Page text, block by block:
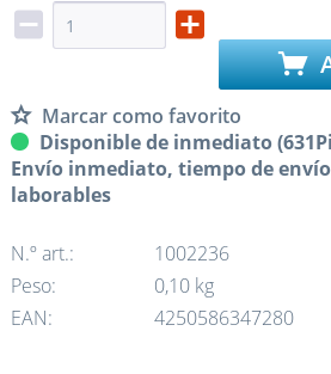
Marcar como favorito
Disponible de inmediato
Envío inmediato, tiempo de
laborables
N.º art.:
1002236
Peso:
0,10 kg
EAN:
4250586347280